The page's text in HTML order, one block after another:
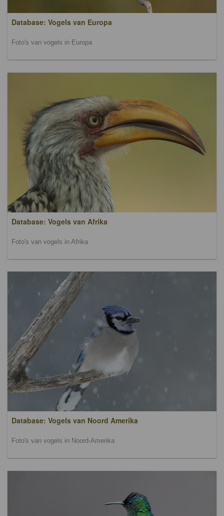
Database: Vogels van Europa
Foto's van vogels in Europa
Database: Vogels van Afrika
Foto's van vogels in Afrika
Database: Vogels van Noord Amerika
Foto's van vogels in Noord-Amerika